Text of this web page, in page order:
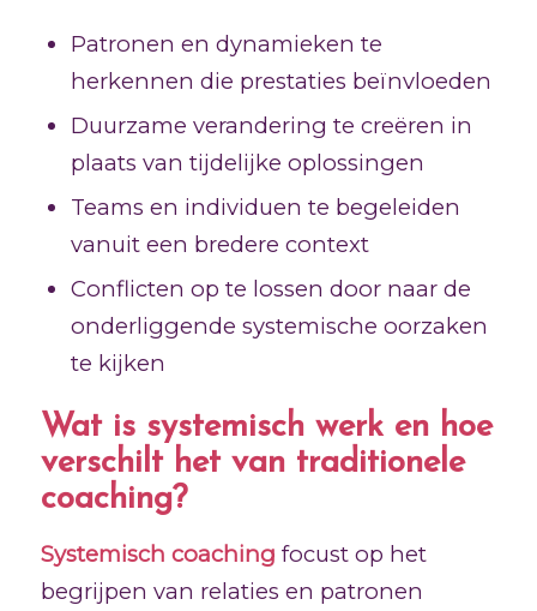
Patronen en dynamieken te
herkennen die prestaties beïnvloeden
Duurzame verandering te creëren in
plaats van tijdelijke oplossingen
Teams en individuen te begeleiden
vanuit een bredere context
Conflicten op te lossen door naar de
onderliggende systemische oorzaken
te kijken
Wat is systemisch werk en hoe
verschilt het van traditionele
coaching?
Systemisch coaching focust op het
begrijpen van relaties en patronen